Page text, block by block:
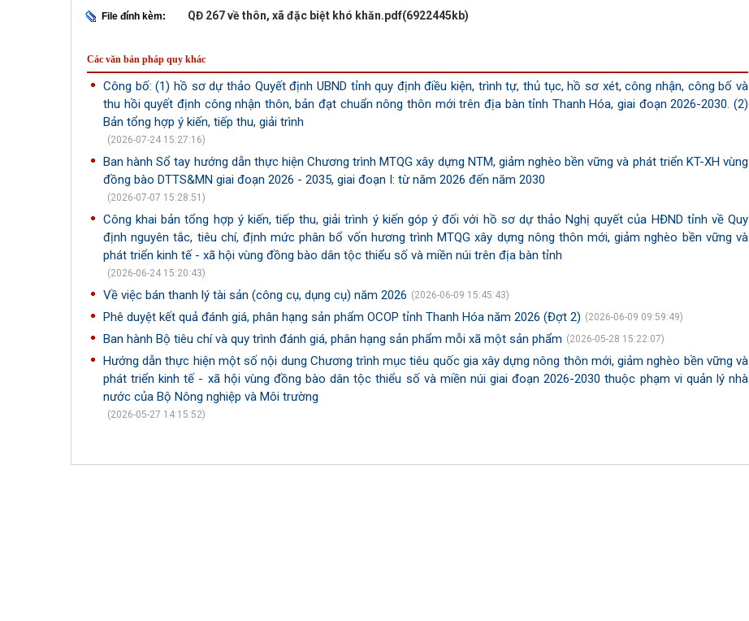
File đính kèm: QĐ 267 về thôn, xã đặc biệt khó khăn.pdf(6922445kb)
Các văn bản pháp quy khác
Công bố: (1) hồ sơ dự thảo Quyết định UBND tỉnh quy định điều kiện, trình tự, thủ tục, hồ sơ xét, công nhận, công bố và
thu hồi quyết định công nhận thôn, bản đạt chuẩn nông thôn mới trên địa bàn tỉnh Thanh Hóa, giai đoạn 2026-2030. (2)
Bản tổng hợp ý kiến, tiếp thu, giải trình
(2026-07-24 15:27:16)
Ban hành Sổ tay hướng dẫn thực hiện Chương trình MTQG xây dựng NTM, giảm nghèo bền vững và phát triển KT-XH vùng
đồng bào DTTS&MN giai đoạn 2026 - 2035, giai đoạn I: từ năm 2026 đến năm 2030
(2026-07-07 15:28:51)
Công khai bản tổng hợp ý kiến, tiếp thu, giải trình ý kiến góp ý đối với hồ sơ dự thảo Nghị quyết của HĐND tỉnh về Quy
định nguyên tắc, tiêu chí, định mức phân bổ vốn hương trình MTQG xây dựng nông thôn mới, giảm nghèo bền vững và
phát triển kinh tế - xã hội vùng đồng bào dân tộc thiểu số và miền núi trên địa bàn tỉnh
(2026-06-24 15:20:43)
Về việc bán thanh lý tài sản (công cụ, dụng cụ) năm 2026 (2026-06-09 15:45:43)
Phê duyệt kết quả đánh giá, phân hạng sản phẩm OCOP tỉnh Thanh Hóa năm 2026 (Đợt 2) (2026-06-09 09:59:49)
Ban hành Bộ tiêu chí và quy trình đánh giá, phân hạng sản phẩm mỗi xã một sản phẩm (2026-05-28 15:22:07)
Hướng dẫn thực hiện một số nội dung Chương trình mục tiêu quốc gia xây dựng nông thôn mới, giảm nghèo bền vững và
phát triển kinh tế - xã hội vùng đồng bào dân tộc thiểu số và miền núi giai đoạn 2026-2030 thuộc phạm vi quản lý nhà
nước của Bộ Nông nghiệp và Môi trường
(2026-05-27 14:15:52)